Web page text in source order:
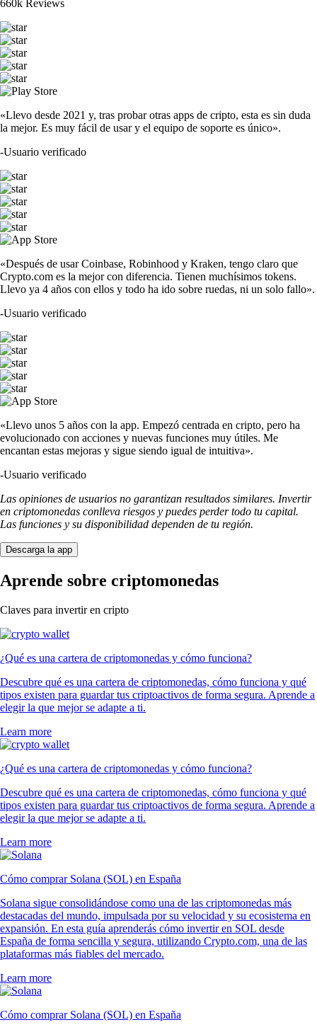
660k Reviews
«Llevo desde 2021 y, tras probar otras apps de cripto, esta es sin duda
la mejor. Es muy fácil de usar y el equipo de soporte es único».
-Usuario verificado
«Después de usar Coinbase, Robinhood y Kraken, tengo claro que
Crypto.com es la mejor con diferencia. Tienen muchísimos tokens.
Llevo ya 4 años con ellos y todo ha ido sobre ruedas, ni un solo fallo».
-Usuario verificado
«Llevo unos 5 años con la app. Empezó centrada en cripto, pero ha
evolucionado con acciones y nuevas funciones muy útiles. Me
encantan estas mejoras y sigue siendo igual de intuitiva».
-Usuario verificado
Las opiniones de usuarios no garantizan resultados similares. Invertir
en criptomonedas conlleva riesgos y puedes perder todo tu capital.
Las funciones y su disponibilidad dependen de tu región.
Descarga la app
Aprende sobre criptomonedas
Claves para invertir en cripto
¿Qué es una cartera de criptomonedas y cómo funciona?
Descubre qué es una cartera de criptomonedas, cómo funciona y qué
tipos existen para guardar tus criptoactivos de forma segura. Aprende a
elegir la que mejor se adapte a ti.
Learn more
¿Qué es una cartera de criptomonedas y cómo funciona?
Descubre qué es una cartera de criptomonedas, cómo funciona y qué
tipos existen para guardar tus criptoactivos de forma segura. Aprende a
elegir la que mejor se adapte a ti.
Learn more
Cómo comprar Solana (SOL) en España
Solana sigue consolidándose como una de las criptomonedas más
destacadas del mundo, impulsada por su velocidad y su ecosistema en
expansión. En esta guía aprenderás cómo invertir en SOL desde
España de forma sencilla y segura, utilizando Crypto.com, una de las
plataformas más fiables del mercado.
Learn more
Cómo comprar Solana (SOL) en España